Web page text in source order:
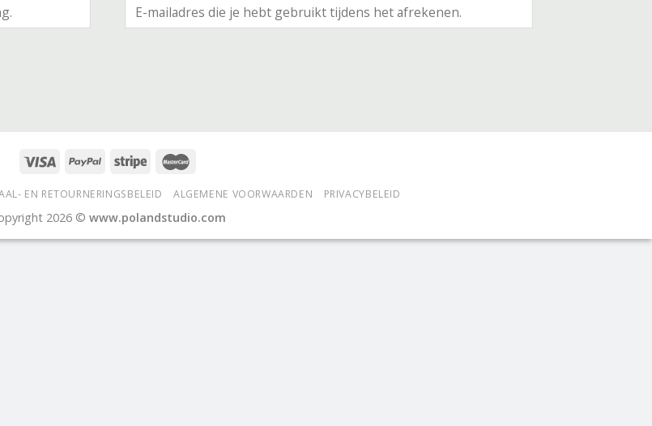
EN RETOURNERINGSBELEID ALGEMENE VOORWAARDEN PRIVACYBELEID
2026 © www.polandstudio.com